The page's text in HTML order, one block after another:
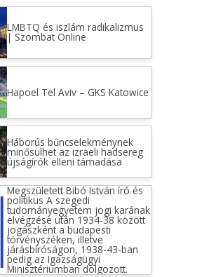
LMBTQ és iszlám radikalizmus
| Szombat Online
Hapoel Tel Aviv – GKS Katowice
Háborús bűncselekménynek
minősülhet az izraeli hadsereg
újságírók elleni támadása
Megszületett Bibó István író és
politikus A szegedi
tudományegyetem jogi karának
elvégzése után 1934-38 között
jogászként a budapesti
törvényszéken, illetve
járásbíróságon, 1938-43-ban
pedig az Igazságügyi
Minisztériumban dolgozott.